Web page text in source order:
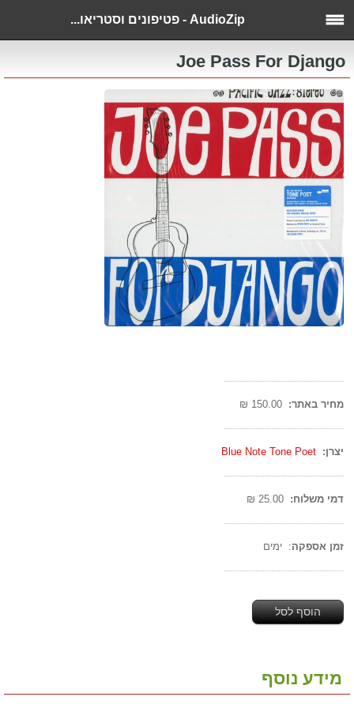
AudioZip - פטיפונים וסטריאו...
--------------------------------------
מחיר באתר:
--------------------------------------
יצרן: Blue Note Tone Poet
--------------------------------------
דמי משלוח:
--------------------------------------
זמן אספקה: ימים
--------------------------------------
הוסף לסל
מידע נוסף